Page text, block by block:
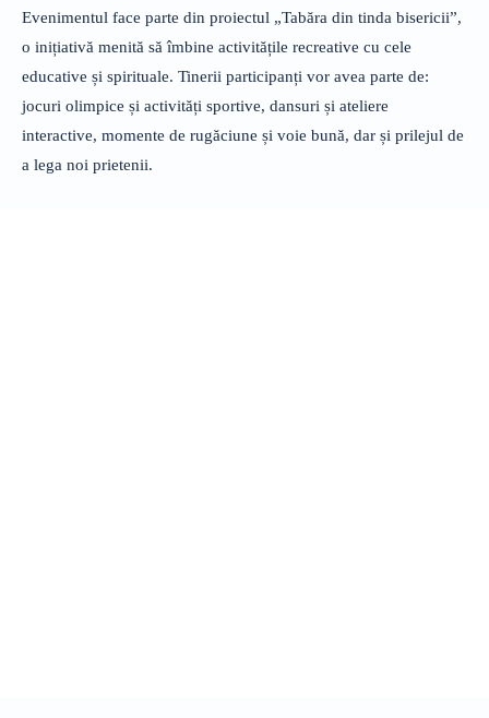
Evenimentul face parte din proiectul „Tabăra din tinda bisericii”,
o inițiativă menită să îmbine activitățile recreative cu cele
educative și spirituale. Tinerii participanți vor avea parte de:
jocuri olimpice și activități sportive, dansuri și ateliere
interactive, momente de rugăciune și voie bună, dar și prilejul de
a lega noi prietenii.